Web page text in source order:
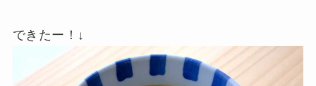
できたー！↓